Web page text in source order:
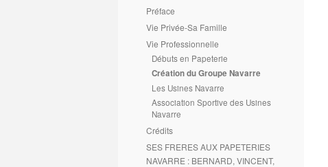
Préface
Vie Privée-Sa Famille
Vie Professionnelle
Débuts en Papeterie
Création du Groupe Navarre
Les Usines Navarre
Association Sportive des Usines
Navarre
Crédits
SES FRERES AUX PAPETERIES
NAVARRE : BERNARD, VINCENT,